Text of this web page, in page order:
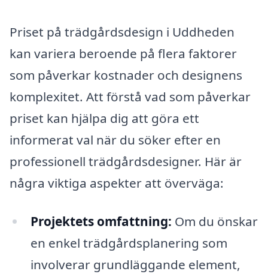
Priset på trädgårdsdesign i Uddheden
kan variera beroende på flera faktorer
som påverkar kostnader och designens
komplexitet. Att förstå vad som påverkar
priset kan hjälpa dig att göra ett
informerat val när du söker efter en
professionell trädgårdsdesigner. Här är
några viktiga aspekter att överväga:
Projektets omfattning: Om du önskar
en enkel trädgårdsplanering som
involverar grundläggande element,